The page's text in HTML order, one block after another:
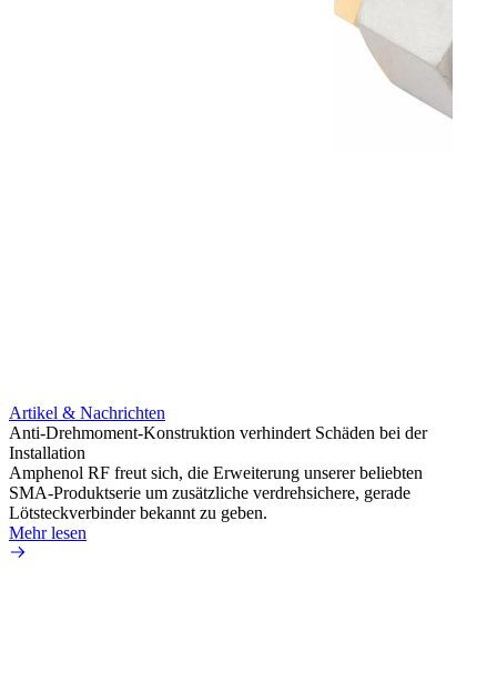
Artikel & Nachrichten
Anti-Drehmoment-Konstruktion verhindert Schäden bei der
Installation
Amphenol RF freut sich, die Erweiterung unserer beliebten
SMA-Produktserie um zusätzliche verdrehsichere, gerade
Lötsteckverbinder bekannt zu geben.
Mehr lesen